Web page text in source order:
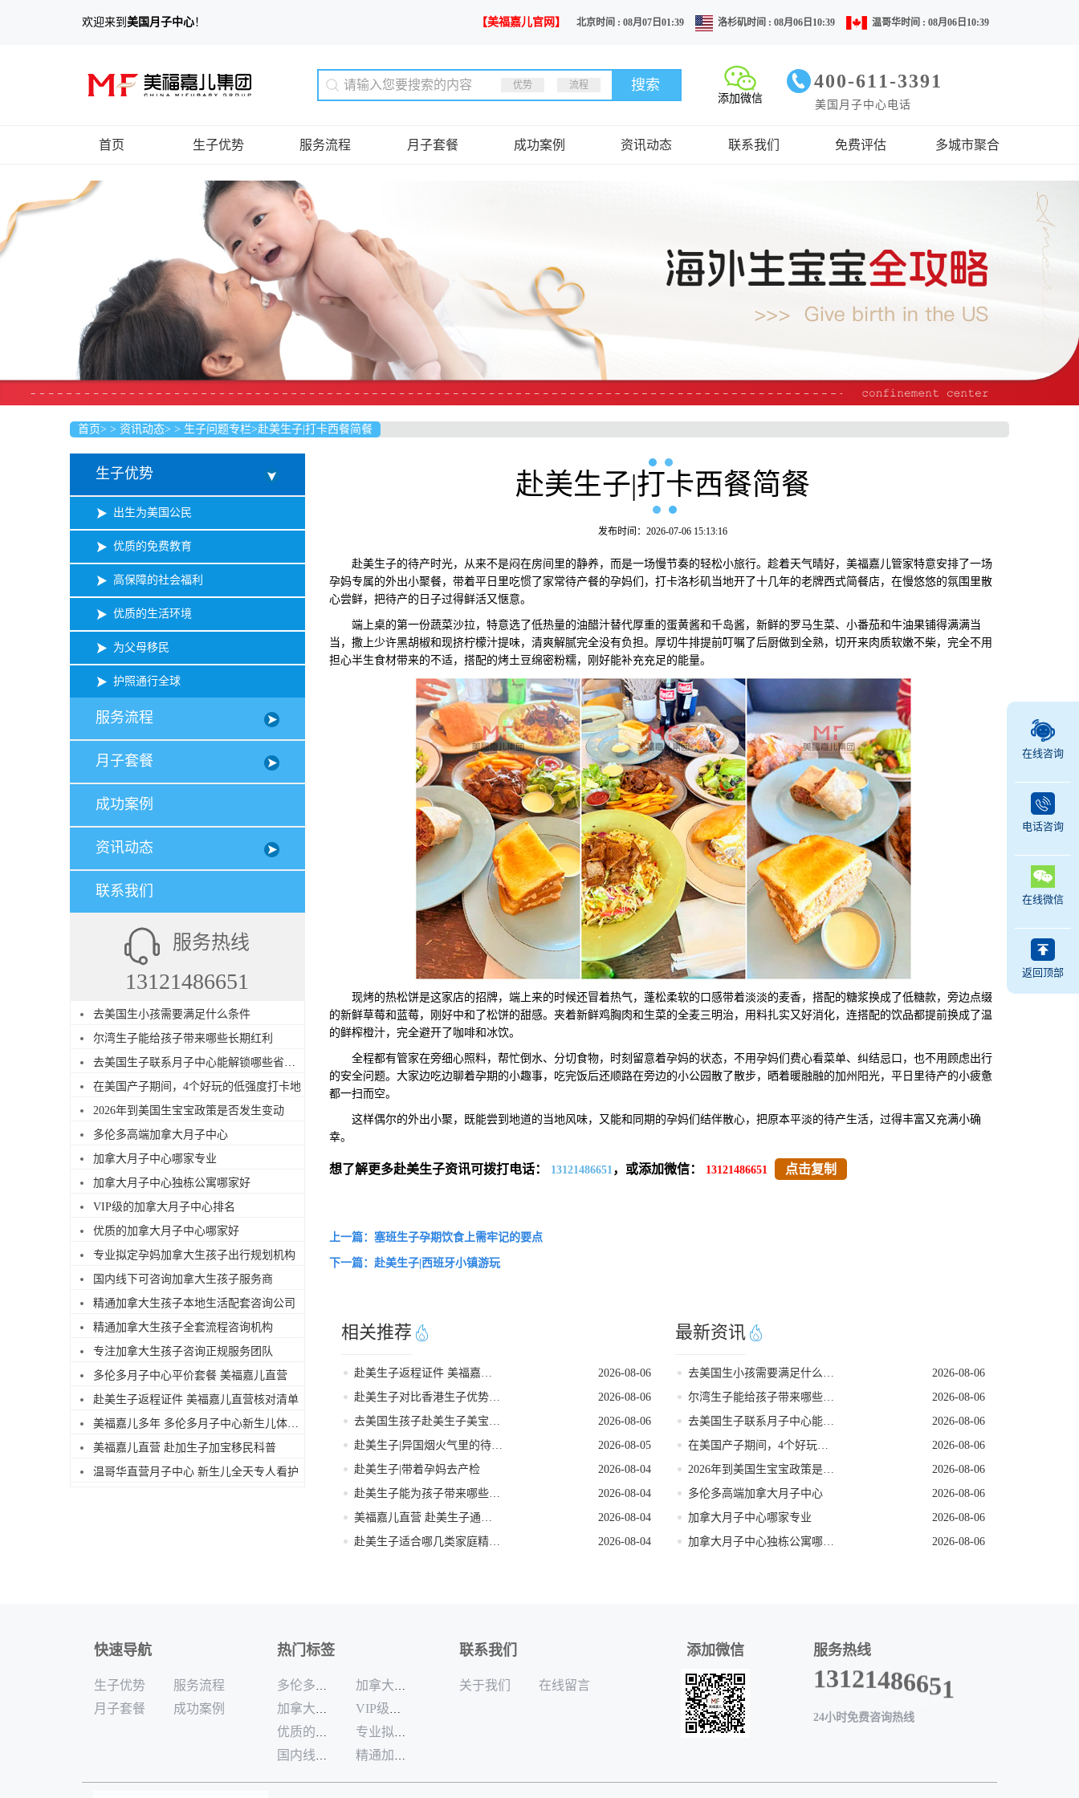
欢迎来到 美国月子中心！ 【美福嘉儿官网】 北京时间 : 08月07日01:39 洛杉矶时间 : 08月06日10:39 温哥华时间 : 08月06日10:39
优势 流程
添加微信
400-611-3391
美国月子中心电话
首页 生子优势 服务流程 月子套餐 成功案例 资讯动态 联系我们 免费评估 多城市聚合
首页> > 资讯动态> > 生子问题专栏>赴美生子|打卡西餐简餐
生子优势
出生为美国公民
优质的免费教育
高保障的社会福利
优质的生活环境
为父母移民
护照通行全球
服务流程
月子套餐
成功案例
资讯动态
联系我们
服务热线
13121486651
去美国生小孩需要满足什么条件
尔湾生子能给孩子带来哪些长期红利
去美国生子联系月子中心能解锁哪些省心服务
在美国产子期间，4个好玩的低强度打卡地
2026年到美国生宝宝政策是否发生变动
多伦多高端加拿大月子中心
加拿大月子中心哪家专业
加拿大月子中心独栋公寓哪家好
VIP级的加拿大月子中心排名
优质的加拿大月子中心哪家好
专业拟定孕妈加拿大生孩子出行规划机构
国内线下可咨询加拿大生孩子服务商
精通加拿大生孩子本地生活配套咨询公司
精通加拿大生孩子全套流程咨询机构
专注加拿大生孩子咨询正规服务团队
多伦多月子中心平价套餐 美福嘉儿直营
赴美生子返程证件 美福嘉儿直营核对清单
美福嘉儿多年 多伦多月子中心新生儿体检陪同
美福嘉儿直营 赴加生子加宝移民科普
温哥华直营月子中心 新生儿全天专人看护
赴美生子|打卡西餐简餐
发布时间：2026-07-06 15:13:16
赴美生子的待产时光，从来不是闷在房间里的静养，而是一场慢节奏的轻松小旅行。趁着天气晴好，美福嘉儿管家特意安排了一场
孕妈专属的外出小聚餐，带着平日里吃惯了家常待产餐的孕妈们，打卡洛杉矶当地开了十几年的老牌西式简餐店，在慢悠悠的氛围里散
心尝鲜，把待产的日子过得鲜活又惬意。
端上桌的第一份蔬菜沙拉，特意选了低热量的油醋汁替代厚重的蛋黄酱和千岛酱，新鲜的罗马生菜、小番茄和牛油果铺得满满当
当，撒上少许黑胡椒和现挤柠檬汁提味，清爽解腻完全没有负担。厚切牛排提前叮嘱了后厨做到全熟，切开来肉质软嫩不柴，完全不用
担心半生食材带来的不适，搭配的烤土豆绵密粉糯，刚好能补充充足的能量。
现烤的热松饼是这家店的招牌，端上来的时候还冒着热气，蓬松柔软的口感带着淡淡的麦香，搭配的糖浆换成了低糖款，旁边点缀
的新鲜草莓和蓝莓，刚好中和了松饼的甜感。夹着新鲜鸡胸肉和生菜的全麦三明治，用料扎实又好消化，连搭配的饮品都提前换成了温
的鲜榨橙汁，完全避开了咖啡和冰饮。
全程都有管家在旁细心照料，帮忙倒水、分切食物，时刻留意着孕妈的状态，不用孕妈们费心看菜单、纠结忌口，也不用顾虑出行
的安全问题。大家边吃边聊着孕期的小趣事，吃完饭后还顺路在旁边的小公园散了散步，晒着暖融融的加州阳光，平日里待产的小疲惫
都一扫而空。
这样偶尔的外出小聚，既能尝到地道的当地风味，又能和同期的孕妈们结伴散心，把原本平淡的待产生活，过得丰富又充满小确
幸。
想了解更多赴美生子资讯可拨打电话： 13121486651，或添加微信： 13121486651 点击复制
上一篇：塞班生子孕期饮食上需牢记的要点
下一篇：赴美生子|西班牙小镇游玩
相关推荐
赴美生子返程证件 美福嘉儿直营核对清单
2026-08-06
赴美生子对比香港生子优势差距全面分析
2026-08-06
去美国生孩子赴美生子美宝回国落户流程
2026-08-06
赴美生子|异国烟火气里的待产餐
2026-08-05
赴美生子|带着孕妈去产检
2026-08-04
赴美生子能为孩子带来哪些好处
2026-08-04
美福嘉儿直营 赴美生子通关模拟问答
2026-08-04
赴美生子适合哪几类家庭精准人群定位
2026-08-04
最新资讯
去美国生小孩需要满足什么条件
2026-08-06
尔湾生子能给孩子带来哪些长期红利
2026-08-06
去美国生子联系月子中心能解锁哪些省心服务
2026-08-06
在美国产子期间，4个好玩的低强度打卡地
2026-08-06
2026年到美国生宝宝政策是否发生变动
2026-08-06
多伦多高端加拿大月子中心
2026-08-06
加拿大月子中心哪家专业
2026-08-06
加拿大月子中心独栋公寓哪家好
2026-08-06
快速导航
生子优势
服务流程
月子套餐
成功案例
热门标签
多伦多高端加拿大月子中心
加拿大月子中心哪家专业
加拿大月子中心独栋公寓哪家好
VIP级的加拿大月子中心排名
优质的加拿大月子中心哪家好
专业拟定孕妈加拿大生孩子出行规划机构
国内线下可咨询加拿大生孩子服务商
精通加拿大生孩子本地生活配套咨询公司
联系我们
关于我们 在线留言
添加微信 服务热线
13121486651
24小时免费咨询热线
在线咨询
电话咨询
在线微信
返回顶部